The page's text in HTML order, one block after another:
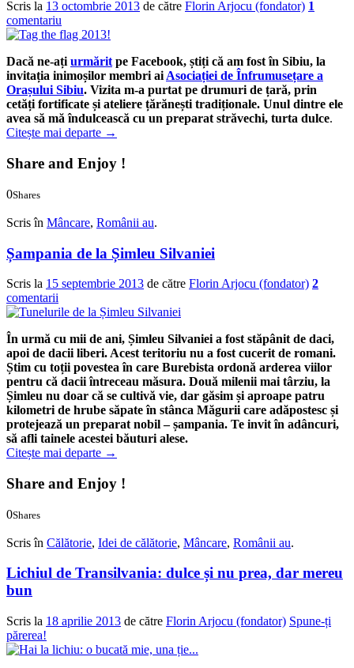
Scris la 13 octombrie 2013 de către Florin Arjocu (fondator) 1
comentariu
Dacă ne-ațiurmăritpe Facebook, știți că am fost în Sibiu, la
invitația inimoșilor membri aiAsociației de Înfrumusețare a
Orașului Sibiu. Vizita m-a purtat pe drumuri de țară, prin
cetăți fortificate și ateliere țărănești tradiționale. Unul dintre ele
avea să mă îndulcească cu un preparat străvechi, turta dulce.
Citește mai departe→
Share and Enjoy !
0Shares
Scris în Mâncare, Românii au.
Șampania de la Șimleu Silvaniei
Scris la 15 septembrie 2013 de către Florin Arjocu (fondator) 2
comentarii
În urmă cu mii de ani, Șimleu Silvaniei a fost stăpânit de daci,
apoi de dacii liberi. Acest teritoriu nu a fost cucerit de romani.
Știm cu toții povestea în care Burebista ordonă arderea viilor
pentru că dacii întreceau măsura. Două milenii mai târziu, la
Șimleu nu doar că se cultivă vie, dar găsim și aproape patru
kilometri de hrube săpate în stânca Măgurii care adăpostesc și
protejează un preparat nobil – șampania. Te invit în adâncuri,
să afli tainele acestei băuturi alese.
Citește mai departe →
Share and Enjoy !
0Shares
Scris în Călătorie, Idei de călătorie, Mâncare, Românii au.
Lichiul de Transilvania: dulce și nu prea, dar mereu
bun
Scris la 18 aprilie 2013 de către Florin Arjocu (fondator) Spune-ți
părerea!